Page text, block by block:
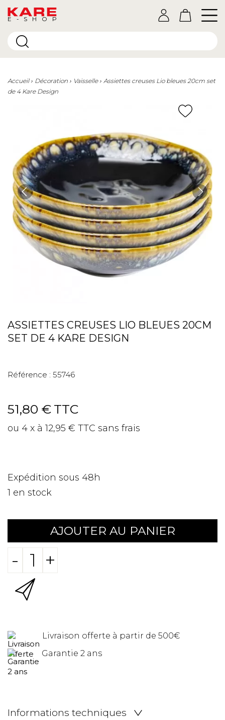
E-SHOP
Accueil Décoration Vaisselle
Assiettes creuses Lio bleues 20cm set
de 4 Kare Design
ASSIETTES CREUSES LIO BLEUES 20CM
SET DE 4 KARE DESIGN
Référence : 55746
51,80 € TTC
ou 4 x à 12,95 € TTC sans frais
Expédition sous 48h
1 en stock
AJOUTER AU PANIER
- +
Livraison offerte à partir de 500€
Garantie 2 ans
Informations techniques